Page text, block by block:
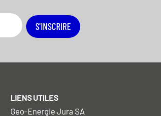
S'INSCRIRE
LIENS UTILES
Geo-Energie Jura SA